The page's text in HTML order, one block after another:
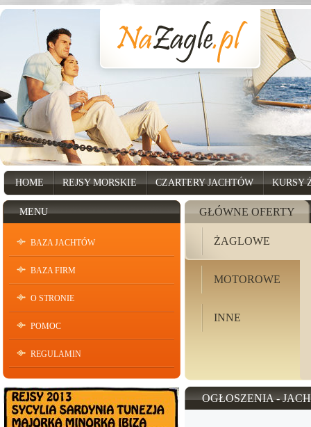
HOME REJSY MORSKIE CZARTERY JACHTÓW KURSY
MENU
BAZA JACHTÓW
BAZA FIRM
O STRONIE
POMOC
REGULAMIN
GŁÓWNE OFERTY
ŻAGLOWE
MOTOROWE
INNE
OGŁOSZENIA -